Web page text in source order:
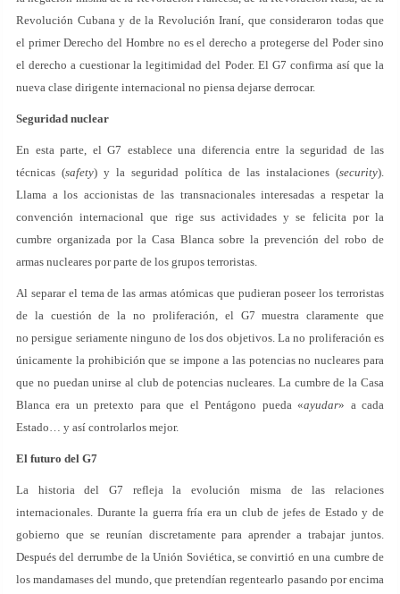
Revolución Cubana y de la Revolución Iraní, que consideraron todas que
el primer Derecho del Hombre no es el derecho a protegerse del Poder sino
el derecho a cuestionar la legitimidad del Poder. El G7 confirma así que la
nueva clase dirigente internacional no piensa dejarse derrocar.
Seguridad nuclear
En esta parte, el G7 establece una diferencia entre la seguridad de las
técnicas (safety) y la seguridad política de las instalaciones (security).
Llama a los accionistas de las transnacionales interesadas a respetar la
convención internacional que rige sus actividades y se felicita por la
cumbre organizada por la Casa Blanca sobre la prevención del robo de
armas nucleares por parte de los grupos terroristas.
Al separar el tema de las armas atómicas que pudieran poseer los terroristas
de la cuestión de la no proliferación, el G7 muestra claramente que
no persigue seriamente ninguno de los dos objetivos. La no proliferación es
únicamente la prohibición que se impone a las potencias no nucleares para
que no puedan unirse al club de potencias nucleares. La cumbre de la Casa
Blanca era un pretexto para que el Pentágono pueda «ayudar» a cada
Estado… y así controlarlos mejor.
El futuro del G7
La historia del G7 refleja la evolución misma de las relaciones
internacionales. Durante la guerra fría era un club de jefes de Estado y de
gobierno que se reunían discretamente para aprender a trabajar juntos.
Después del derrumbe de la Unión Soviética, se convirtió en una cumbre de
los mandamases del mundo, que pretendían regentearlo pasando por encima